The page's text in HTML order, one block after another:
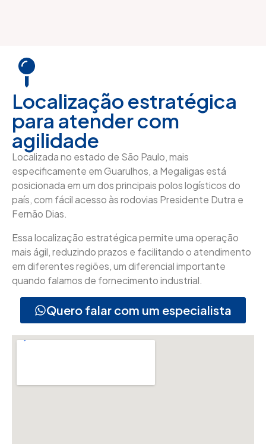
Localização estratégica
para atender com
agilidade
Localizada no estado de São Paulo, mais
especificamente em Guarulhos, a Megaligas está
posicionada em um dos principais polos logísticos do
país, com fácil acesso às rodovias Presidente Dutra e
Fernão Dias.
Essa localização estratégica permite uma operação
mais ágil, reduzindo prazos e facilitando o atendimento
em diferentes regiões, um diferencial importante
quando falamos de fornecimento industrial.
Quero falar com um especialista